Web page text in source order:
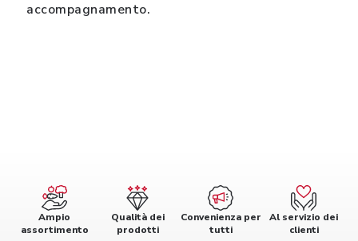
accompagnamento.
Ampio
assortimento
Qualità dei
prodotti
Convenienza per
tutti
Al servizio dei
clienti